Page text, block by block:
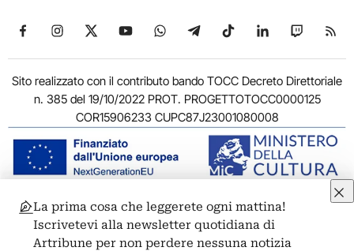
Seguici su Facebook
Seguici su Instagram
Seguici su X
Seguici su YouTube
Seguici su WhatsApp
Seguici su Telegram
Seguici su TikTok
Seguici su
Seguici
Sito realizzato con il contributo bando TOCC Decreto Direttoriale
n. 385 del 19/10/2022 PROT. PROGETTOTOCC0000125
COR15906233 CUPC87J23001080008
© 2011-2026 ARTRIBUNE srl – Corso Vittorio Emanuele II, 287 –
00186 Roma - P.I. 11381581005
Privacy: Responsabile della protezione dei dati personali
La prima cosa che leggerete ogni mattina!
Iscrivetevi alla newsletter quotidiana di
Artribune per non perdere nessuna notizia